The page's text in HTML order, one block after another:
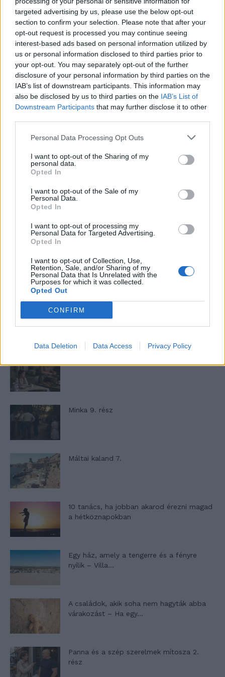
targeted advertising by us, please use the below opt-out
section to confirm your selection. Please note that after your
opt-out request is processed you may continue seeing
interest-based ads based on personal information utilized by
us or personal information disclosed to third parties prior to
your opt-out. You may separately opt-out of the further
disclosure of your personal information by third parties on the
IAB’s list of downstream participants. This information may
also be disclosed by us to third parties on the IAB’s List of
Downstream Participants that may further disclose it to other
Personal Data Processing Opt Outs
I want to opt-out of the Sharing of my
personal data.
Opted In
I want to opt-out of the Sale of my
Personal Data.
Opted In
I want to opt-out of processing my
Personal Data for Targeted Advertising.
Opted In
I want to opt-out of Collection, Use,
Retention, Sale, and/or Sharing of my
Personal Data that Is Unrelated with the
Purposes for which it was collected.
Opted Out
CONFIRM
Data Deletion Data Access Privacy Policy
Nyár, nevetés, anekdoták
Panna és a szép szerelmek mítosza 3.
Altatógázos rablások Olaszországban
Lyhanna története
T. Barnett: Gyilkosság a Garda-tónál 12.
rész
T. szereti a fiatal lányokat 13. rész
Minka 9. rész
Máltai kaland 7.
10 tanács, ha jobban akarod érezni magad
a hétköznapokban
Egy ház, amely a tengerre és a fényre
nyílik – Villa...
A családok, akik soha nem hagyták abba
várakozást – Ha egy...
Panna és a szép szerelmek mítosza 2.
rész